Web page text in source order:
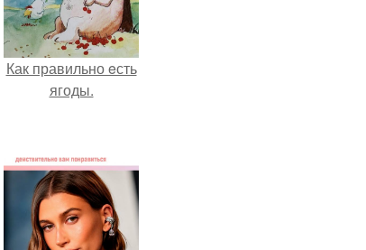
Как правильно eсть
ягоды.